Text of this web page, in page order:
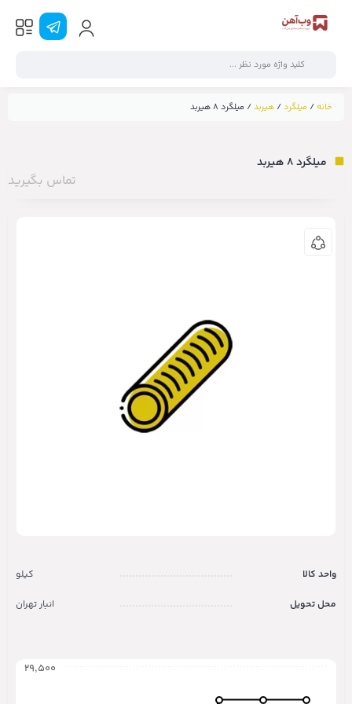
خانه / میلگرد/ هیربد/ میلگرد ۸ هیربد
میلگرد ۸ هیربد
تماس بگیرید
واحد کالا
کیلو
محل تحویل
انبار تهران
۲۹,۵۰۰